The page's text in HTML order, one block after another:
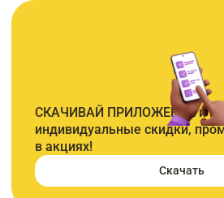
СКАЧИВАЙ ПРИЛОЖЕНИЕ и
индивидуальные скидки,
в акциях!
Скачать